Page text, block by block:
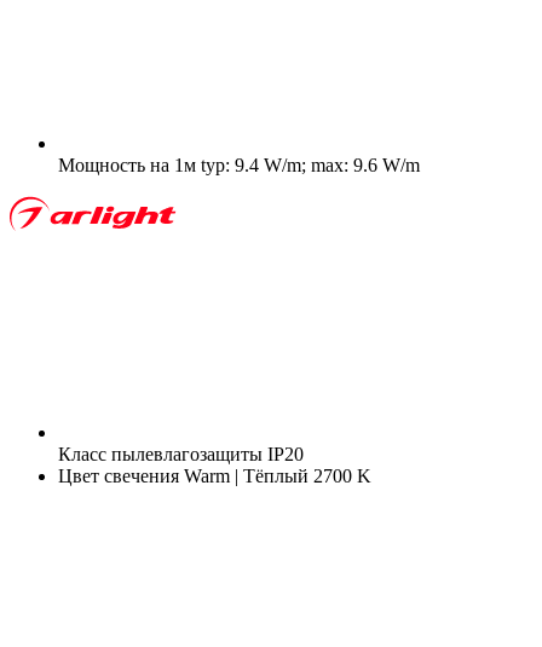
Мощность на 1м typ: 9.4 W/m; max: 9.6 W/m
Класс пылевлагозащиты IP20
Цвет свечения Warm | Тёплый 2700 K